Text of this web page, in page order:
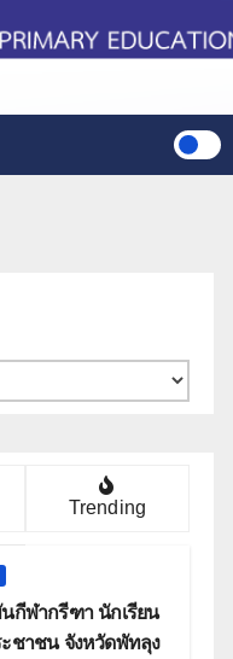
Trending
กีฬากรีฑา นักเรียน
ชาชน จังหวัดพัทลุง